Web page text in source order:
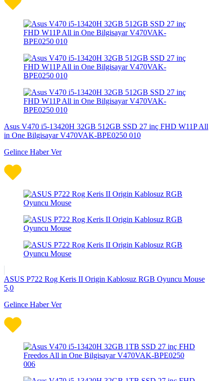
Asus V470 i5-13420H 32GB 512GB SSD 27 inç FHD W11P All
in One Bilgisayar V470VAK-BPE0250 010
Gelince Haber Ver
ASUS P722 Rog Keris II Origin Kablosuz RGB Oyuncu Mouse
5,0
Gelince Haber Ver